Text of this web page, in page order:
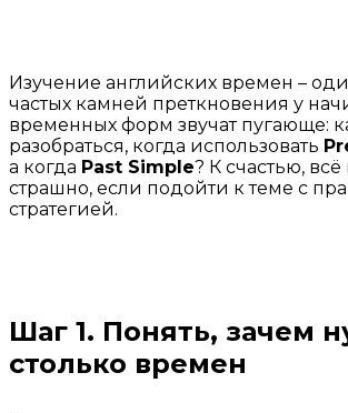
Изучение английских времен –
частых камней преткновения у
временных форм звучат пугающе:
разобраться, когда использовать
а когда Past Simple? К счастью, всё
страшно, если подойти к теме с
стратегией.
Шаг 1. Понять, зачем
столько времен